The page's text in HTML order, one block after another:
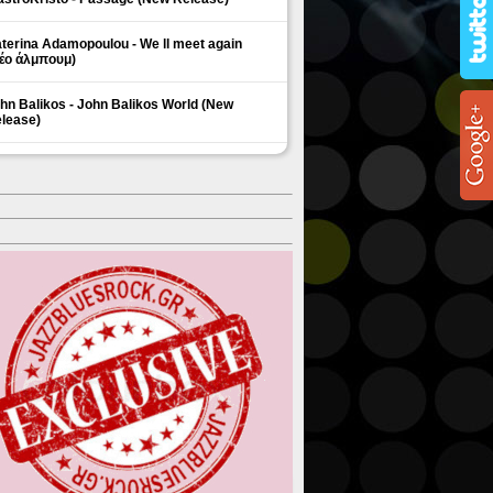
Adamopoulou - We ll meet again
άλμπουμ)
Balikos - John Balikos World (New